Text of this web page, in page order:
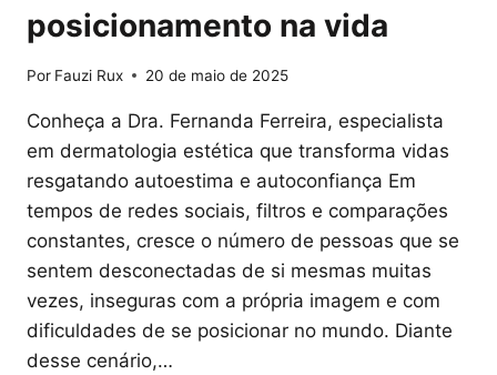
posicionamento na vida
Por Fauzi Rux 20 de maio de 2025
Conheça a Dra. Fernanda Ferreira, especialista
em dermatologia estética que transforma vidas
resgatando autoestima e autoconfiança Em
tempos de redes sociais, filtros e comparações
constantes, cresce o número de pessoas que se
sentem desconectadas de si mesmas muitas
vezes, inseguras com a própria imagem e com
dificuldades de se posicionar no mundo. Diante
desse cenário,…